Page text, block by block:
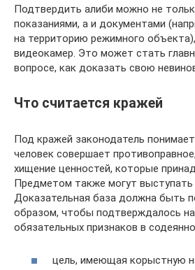
Подтвердить алиби можно не
показаниями, а и документами
на территорию режимного
видеокамер. Это может стать
вопросе, как доказать свою
Что считается кражей
Под кражей законодатель
человек совершает
хищение ценностей, которые
Предметом также могут
Доказательная база должна быть
образом, чтобы подтверждалось
обязательных признаков в
цель, имеющая корыстную